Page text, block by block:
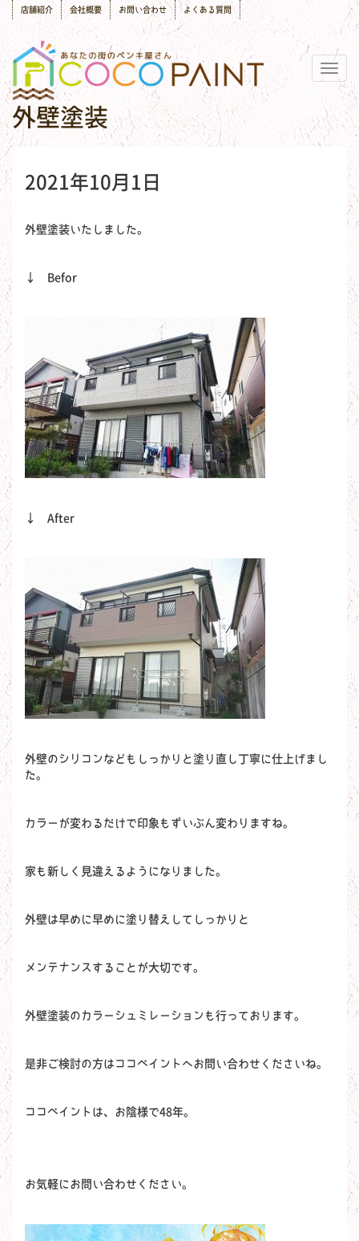
店舗紹介 会社概要 お問い合わせ よくある質問
外壁塗装
2021年10月1日
外壁塗装いたしました。
↓ Befor
↓ After
外壁のシリコンなどもしっかりと塗り直し丁寧に仕上げまし
た。
カラーが変わるだけで印象もずいぶん変わりますね。
家も新しく見違えるようになりました。
外壁は早めに早めに塗り替えしてしっかりと
メンテナンスすることが大切です。
外壁塗装のカラーシュミレーションも行っております。
是非ご検討の方はココペイントへお問い合わせくださいね。
ココペイントは、お陰様で48年。
お気軽にお問い合わせください。